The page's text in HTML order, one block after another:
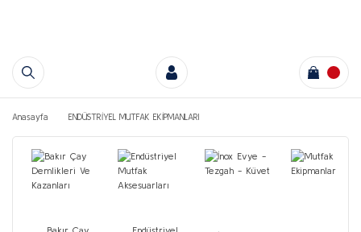
Anasayfa ENDÜSTRİYEL MUTFAK EKİPMANLARI
Bakır Çay
Endüstriyel